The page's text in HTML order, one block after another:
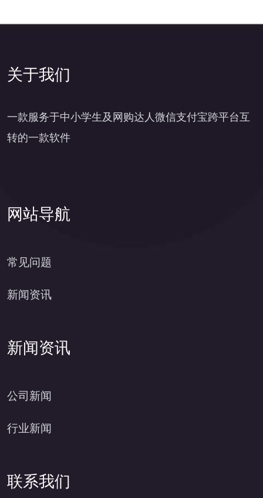
关于我们
一款服务于中小学生及网购达人微信支付宝跨平台互
转的一款软件
网站导航
常见问题
新闻资讯
新闻资讯
公司新闻
行业新闻
联系我们